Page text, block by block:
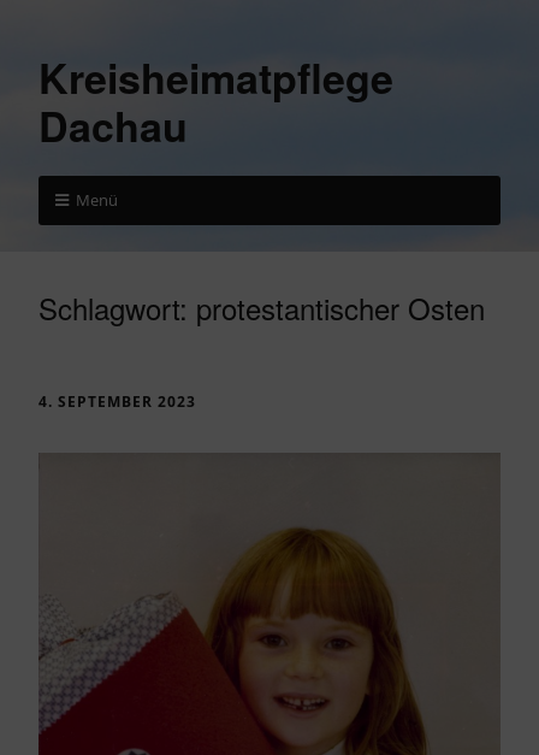
Kreisheimatpflege
Dachau
Menü
Schlagwort: protestantischer Osten
4. SEPTEMBER 2023